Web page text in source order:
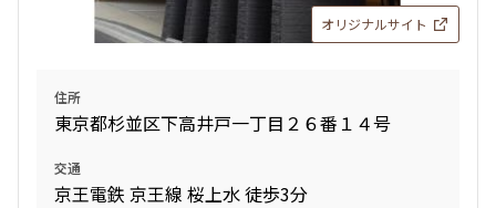
お問合せ 追加
オリジナルサイト
住所
東京都杉並区下高井戸一丁目２６番１４号
交通
京王電鉄 京王線 桜上水 徒歩3分